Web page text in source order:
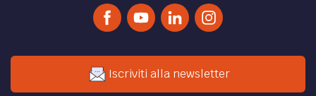
Iscriviti alla newsletter